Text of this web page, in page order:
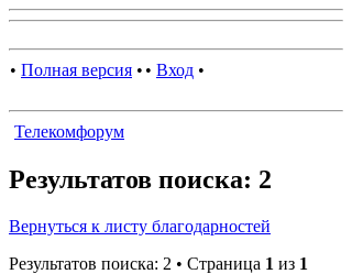
• Полная версия • • Вход •
Телекомфорум
Результатов поиска: 2
Вернуться к листу благодарностей
Результатов поиска: 2 • Страница 1 из 1